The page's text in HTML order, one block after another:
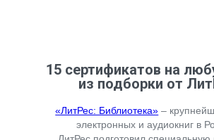
15 сертификатов на
из подборки от
«ЛитРес: Библиотека» –
электронных и аудиокниг в